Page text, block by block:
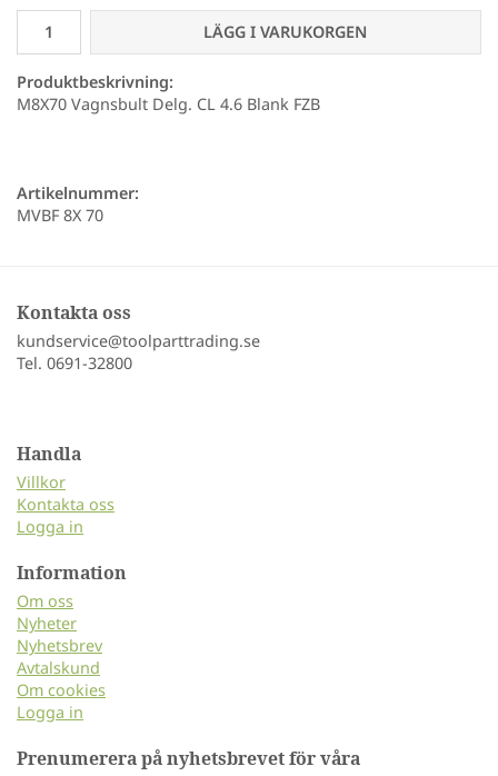
LÄGG I VARUKORGEN
Produktbeskrivning:
M8X70 Vagnsbult Delg. CL 4.6 Blank FZB
Artikelnummer:
MVBF 8X 70
Kontakta oss
kundservice@toolparttrading.se
Tel. 0691-32800
Handla
Villkor
Kontakta oss
Logga in
Information
Om oss
Nyheter
Nyhetsbrev
Avtalskund
Om cookies
Logga in
Prenumerera på nyhetsbrevet för våra